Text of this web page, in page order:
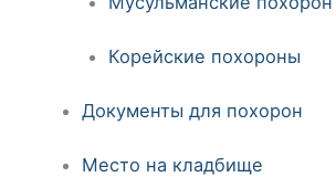
Корейские похороны
Документы для похорон
Место на кладбище